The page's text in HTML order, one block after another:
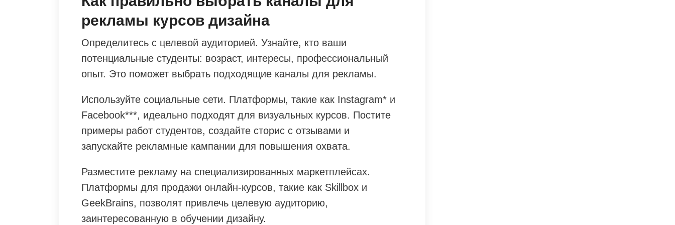
рекламы курсов дизайна
Определитесь с целевой аудиторией. Узнайте, кто ваши
потенциальные студенты: возраст, интересы, профессиональный
опыт. Это поможет выбрать подходящие каналы для рекламы.
Используйте социальные сети. Платформы, такие как Instagram* и
Facebook***, идеально подходят для визуальных курсов. Постите
примеры работ студентов, создайте сторис с отзывами и
запускайте рекламные кампании для повышения охвата.
Разместите рекламу на специализированных маркетплейсах.
Платформы для продажи онлайн-курсов, такие как Skillbox и
GeekBrains, позволят привлечь целевую аудиторию,
заинтересованную в обучении дизайну.